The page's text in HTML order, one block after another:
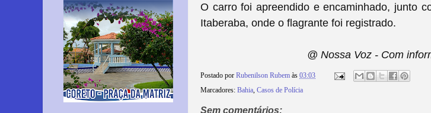
O carro foi apreendido e encaminhado, junto
Itaberaba, onde o flagrante foi registrado.
@ Nossa Voz - Com
Postado por Rubenilson Rubem às 03:03
Marcadores: Bahia, Casos de Polícia
Sem comentários: